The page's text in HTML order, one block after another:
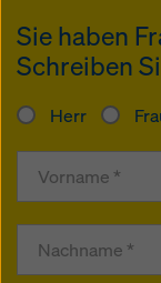
Sie haben
Schreiben
Herr